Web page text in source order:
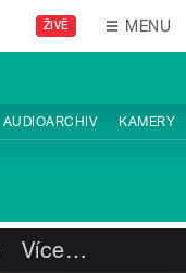
ŽIVĚ MENU
AUDIOARCHIV KAMERY
Více…